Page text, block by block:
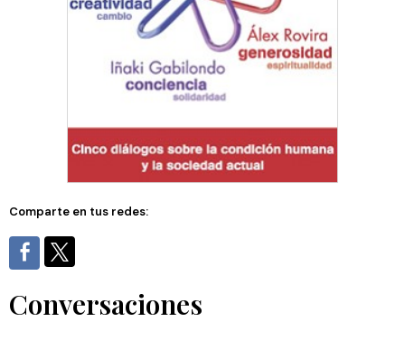
Comparte en tus redes:
Conversaciones